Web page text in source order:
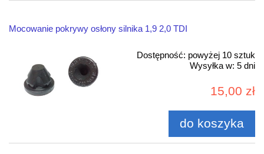
Mocowanie pokrywy osłony silnika 1,9 2,0 TDI
Dostępność: powyżej 10 sztuk
Wysyłka w: 5 dni
15,00 zł
do koszyka